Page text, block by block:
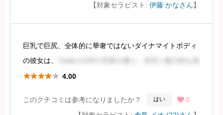
陸出身の方で、昼職の関係で不定期の出勤とのことでし
た。派手さはあ
続きを見るには会員登録
【対象セラピスト: 伊藤 かなさん】
巨乳で巨尻、全体的に華奢ではないダイナマイトボディ
の彼女は、
TwitterやHPの写真の通り、非常に魅力的な体
型をしています。特に、大きく美しいお尻は、タイトな
美しさも印象的でした。
 4.00
このクチコミは参考になりましたか？ はい  0